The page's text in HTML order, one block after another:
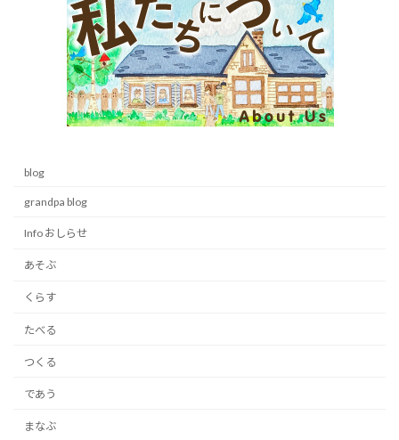
blog
grandpa blog
Info おしらせ
あそぶ
くらす
たべる
つくる
であう
まなぶ